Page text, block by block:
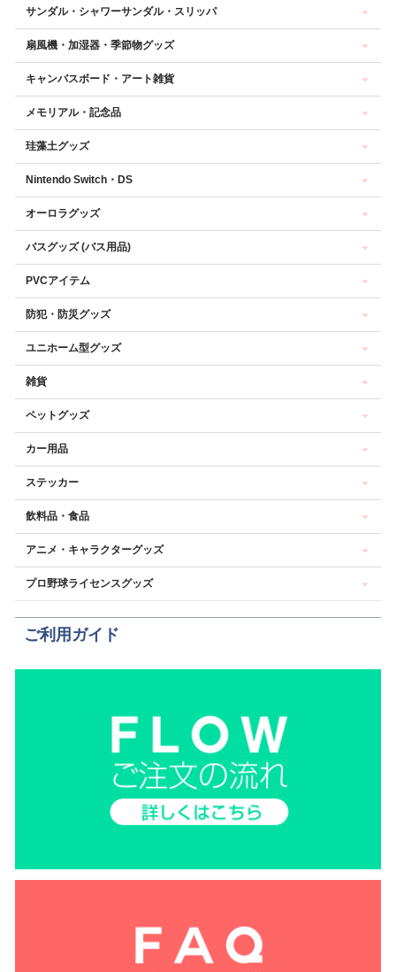
サンダル・シャワーサンダル・スリッパ
扇風機・加湿器・季節物グッズ
キャンバスボード・アート雑貨
メモリアル・記念品
珪藻土グッズ
Nintendo Switch・DS
オーロラグッズ
バスグッズ (バス用品)
PVCアイテム
防犯・防災グッズ
ユニホーム型グッズ
雑貨
ペットグッズ
カー用品
ステッカー
飲料品・食品
アニメ・キャラクターグッズ
プロ野球ライセンスグッズ
ご利用ガイド